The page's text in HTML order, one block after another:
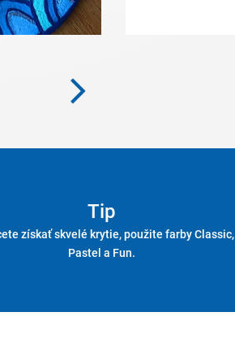
Tip
získať skvelé krytie, použite farby Classic,
Pastel a Fun.